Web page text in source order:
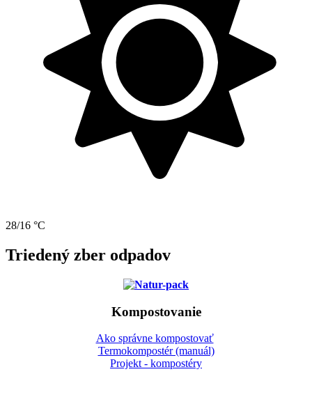
28/16 °C
Triedený zber odpadov
Kompostovanie
Ako správne kompostovať
Termokompostér (manuál)
Projekt - kompostéry